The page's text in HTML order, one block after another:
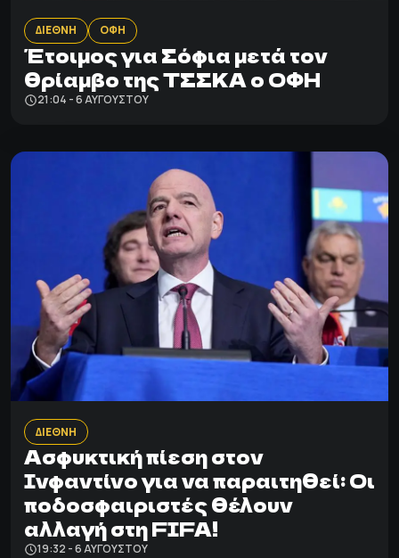
ΔΙΕΘΝΗ ΟΦΗ
Έτοιμος για Σόφια μετά τον
θρίαμβο της ΤΣΣΚΑ ο ΟΦΗ
21:04 - 6 ΑΥΓΟΎΣΤΟΥ
ΔΙΕΘΝΗ
Ασφυκτική πίεση στον
Ινφαντίνο για να παραιτηθεί: Οι
ποδοσφαιριστές θέλουν
αλλαγή στη FIFA!
19:32 - 6 ΑΥΓΟΎΣΤΟΥ